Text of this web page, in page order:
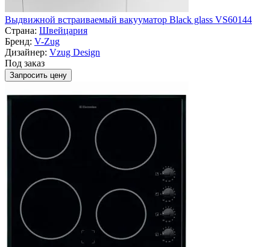
Выдвижной встраиваемый вакууматор Black glass VS60144
Страна: Швейцария
Бренд: V-Zug
Дизайнер: Vzug Design
Под заказ
Запросить цену